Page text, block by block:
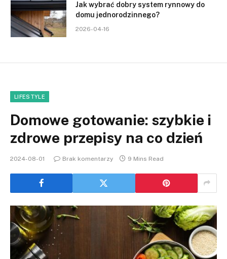
Jak wybrać dobry system rynnowy do
domu jednorodzinnego?
2026-04-16
LIFESTYLE
Domowe gotowanie: szybkie i
zdrowe przepisy na co dzień
2024-08-01 Brak komentarzy 9 Mins Read